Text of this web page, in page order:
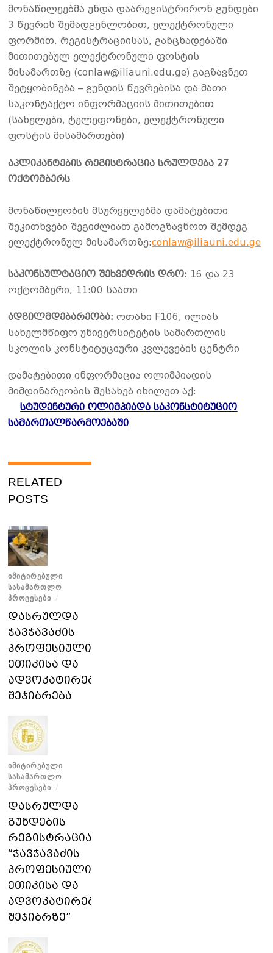
მონაწილეებმა უნდა დაარეგისტრირონ გუნდები
3 წევრის შემადგენლობით, ელექტრონული
ფორმით. რეგისტრაციისას, განცხადებაში
მითითებულ ელექტრონული ფოსტის
მისამართზე (conlaw@iliauni.edu.ge) გაგზავნეთ
შეტყობინება – გუნდის წევრებისა და მათი
საკონტაქტო ინფორმაციის მითითებით
(სახელები, ტელეფონები, ელექტრონული
ფოსტის მისამართები)
აპლიკანტების რეგისტრაცია სრულდება 27
ოქტომბერს
მონაწილეობის მსურველებმა დამატებითი
შეკითხვები შეგიძლიათ გამოგზავნოთ შემდეგ
ელექტრონულ მისამართზე:conlaw@iliauni.edu.ge
საკონსულტაციო შეხვედრის დრო: 16 და 23
ოქტომბერი, 11:00 საათი
ადგილმდებარეობა: ოთახი F106, ილიას
სახელმწიფო უნივერსიტეტის სამართლის
სკოლის კონსტიტუციური კვლევების ცენტრი
დამატებითი ინფორმაცია ოლიმპიადის
მიმდინარეობის შესახებ იხილეთ აქ:
სტუდენტური ოლიმპიადა საკონსტიტუციო
სამართალწარმოებაში
RELATED
POSTS
ᲘᲛᲘᲢᲘᲠᲔᲑᲣᲚᲘ
ᲡᲐᲡᲐᲛᲐᲠᲗᲚᲝ
ᲞᲠᲝᲪᲔᲡᲔᲑᲘ /
დასრულდა
ჭავჭავაძის
პროფესიული
ეთიკისა და
ადვოკატირების
შეჯიბრება
ᲘᲛᲘᲢᲘᲠᲔᲑᲣᲚᲘ
ᲡᲐᲡᲐᲛᲐᲠᲗᲚᲝ
ᲞᲠᲝᲪᲔᲡᲔᲑᲘ /
დასრულდა
გუნდების
რეგისტრაცია
“ჭავჭავაძის
პროფესიული
ეთიკისა და
ადვოკატირების
შეჯიბრზე”